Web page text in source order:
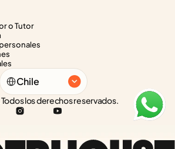
o Tutor
Select Language
Chile
los derechos reservados.